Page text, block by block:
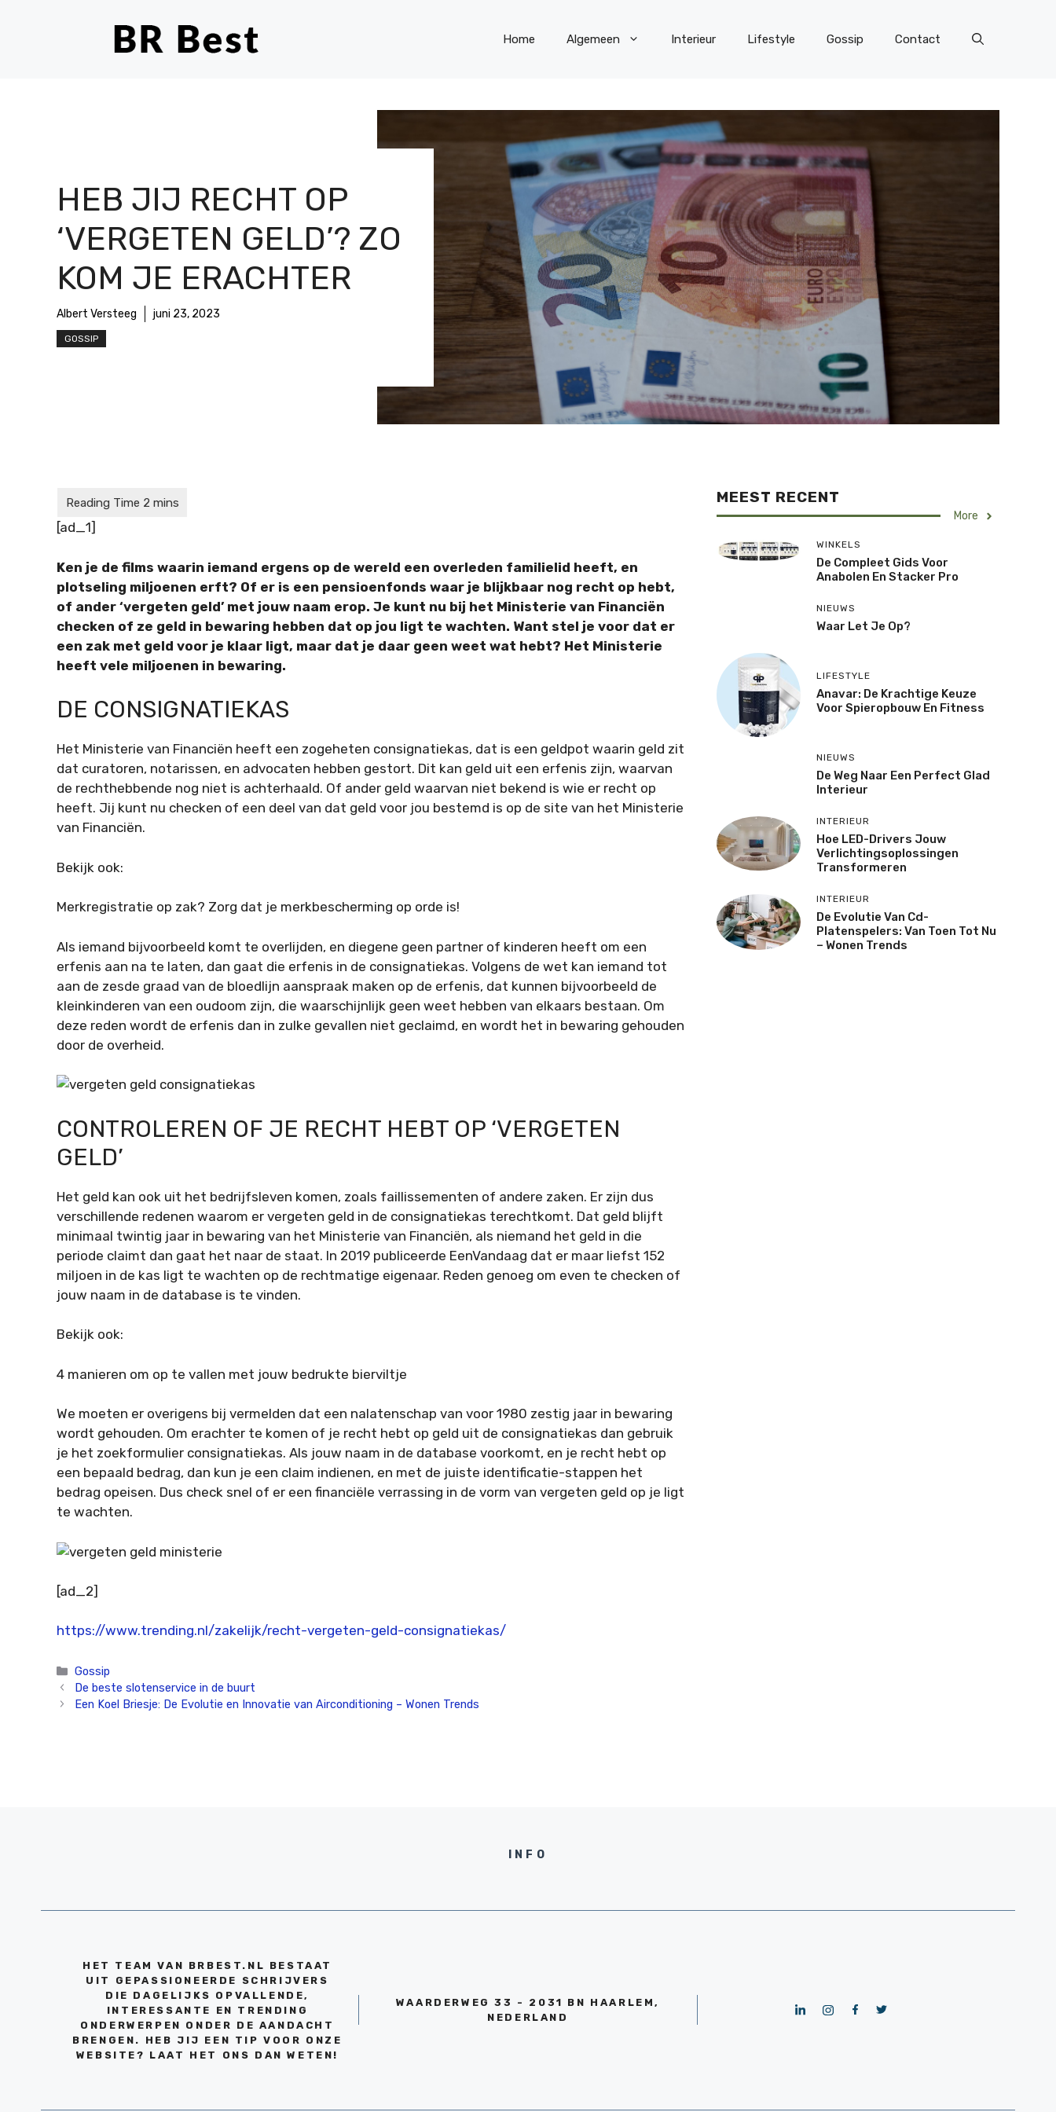
Home Algemeen Interieur Lifestyle Gossip Contact
HEB JIJ RECHT OP
‘VERGETEN GELD’? ZO
KOM JE ERACHTER
Albert Versteeg juni 23, 2023
GOSSIP
[ad_1]
Ken je de films waarin iemand ergens op de wereld een overleden familielid heeft, en
plotseling miljoenen erft? Of er is een pensioenfonds waar je blijkbaar nog recht op hebt,
of ander ‘vergeten geld’ met jouw naam erop. Je kunt nu bij het Ministerie van Financiën
checken of ze geld in bewaring hebben dat op jou ligt te wachten. Want stel je voor dat er
een zak met geld voor je klaar ligt, maar dat je daar geen weet wat hebt? Het Ministerie
heeft vele miljoenen in bewaring.
DE CONSIGNATIEKAS
Het Ministerie van Financiën heeft een zogeheten consignatiekas, dat is een geldpot waarin geld zit
dat curatoren, notarissen, en advocaten hebben gestort. Dit kan geld uit een erfenis zijn, waarvan
de rechthebbende nog niet is achterhaald. Of ander geld waarvan niet bekend is wie er recht op
heeft. Jij kunt nu checken of een deel van dat geld voor jou bestemd is op de site van het Ministerie
van Financiën.
Bekijk ook:
Merkregistratie op zak? Zorg dat je merkbescherming op orde is!
Als iemand bijvoorbeeld komt te overlijden, en diegene geen partner of kinderen heeft om een
erfenis aan na te laten, dan gaat die erfenis in de consignatiekas. Volgens de wet kan iemand tot
aan de zesde graad van de bloedlijn aanspraak maken op de erfenis, dat kunnen bijvoorbeeld de
kleinkinderen van een oudoom zijn, die waarschijnlijk geen weet hebben van elkaars bestaan. Om
deze reden wordt de erfenis dan in zulke gevallen niet geclaimd, en wordt het in bewaring gehouden
door de overheid.
CONTROLEREN OF JE RECHT HEBT OP ‘VERGETEN
GELD’
Het geld kan ook uit het bedrijfsleven komen, zoals faillissementen of andere zaken. Er zijn dus
verschillende redenen waarom er vergeten geld in de consignatiekas terechtkomt. Dat geld blijft
minimaal twintig jaar in bewaring van het Ministerie van Financiën, als niemand het geld in die
periode claimt dan gaat het naar de staat. In 2019 publiceerde EenVandaag dat er maar liefst 152
miljoen in de kas ligt te wachten op de rechtmatige eigenaar. Reden genoeg om even te checken of
jouw naam in de database is te vinden.
Bekijk ook:
4 manieren om op te vallen met jouw bedrukte bierviltje
We moeten er overigens bij vermelden dat een nalatenschap van voor 1980 zestig jaar in bewaring
wordt gehouden. Om erachter te komen of je recht hebt op geld uit de consignatiekas dan gebruik
je het zoekformulier consignatiekas. Als jouw naam in de database voorkomt, en je recht hebt op
een bepaald bedrag, dan kun je een claim indienen, en met de juiste identificatie-stappen het
bedrag opeisen. Dus check snel of er een financiële verrassing in de vorm van vergeten geld op je ligt
te wachten.
[ad_2]
https://www.trending.nl/zakelijk/recht-vergeten-geld-consignatiekas/
Categorieën
Gossip
De beste slotenservice in de buurt
Een Koel Briesje: De Evolutie en Innovatie van Airconditioning – Wonen Trends
MEEST RECENT
More
WINKELS
De Compleet Gids Voor
Anabolen En Stacker Pro
NIEUWS
Waar Let Je Op?
LIFESTYLE
Anavar: De Krachtige Keuze
Voor Spieropbouw En Fitness
NIEUWS
De Weg Naar Een Perfect Glad
Interieur
INTERIEUR
Hoe LED-Drivers Jouw
Verlichtingsoplossingen
Transformeren
INTERIEUR
De Evolutie Van Cd-
Platenspelers: Van Toen Tot Nu
– Wonen Trends
INFO
HET TEAM VAN BRBEST.NL BESTAAT
UIT GEPASSIONEERDE SCHRIJVERS
DIE DAGELIJKS OPVALLENDE,
INTERESSANTE EN TRENDING
ONDERWERPEN ONDER DE AANDACHT
BRENGEN. HEB JIJ EEN TIP VOOR ONZE
WEBSITE? LAAT HET ONS DAN WETEN!
WAARDERWEG 33 - 2031 BN HAARLEM,
NEDERLAND